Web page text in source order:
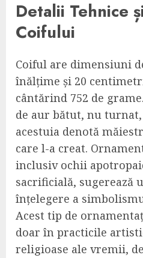
Detalii Tehnice
Coifului
Coiful are dimensiuni
înălțime și 20
cântărind 752 de
de aur bătut, nu
acestuia denotă
care l-a creat.
inclusiv ochii
sacrificială, sugerează
înțelegere a
Acest tip de
doar în practicile
religioase ale vremii,